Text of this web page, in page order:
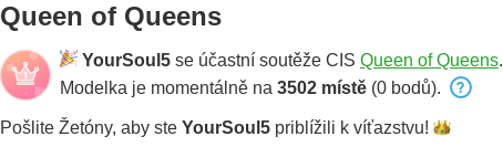
Queen of Queens
YourSoul5 se účastní soutěže CIS Queen of Queens.
Modelka je momentálně na 3502 místě (0 bodů).
Pošlite Žetóny, aby ste YourSoul5 priblížili k víťazstvu!